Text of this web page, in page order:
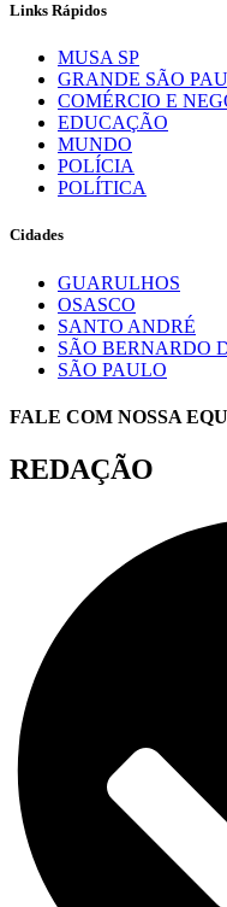
Links Rápidos
MUSA SP
GRANDE SÃO
COMÉRCIO E
EDUCAÇÃO
MUNDO
POLÍCIA
POLÍTICA
Cidades
GUARULHOS
OSASCO
SANTO ANDRÉ
SÃO BERNARDO
SÃO PAULO
FALE COM NOSSA
REDAÇÃO